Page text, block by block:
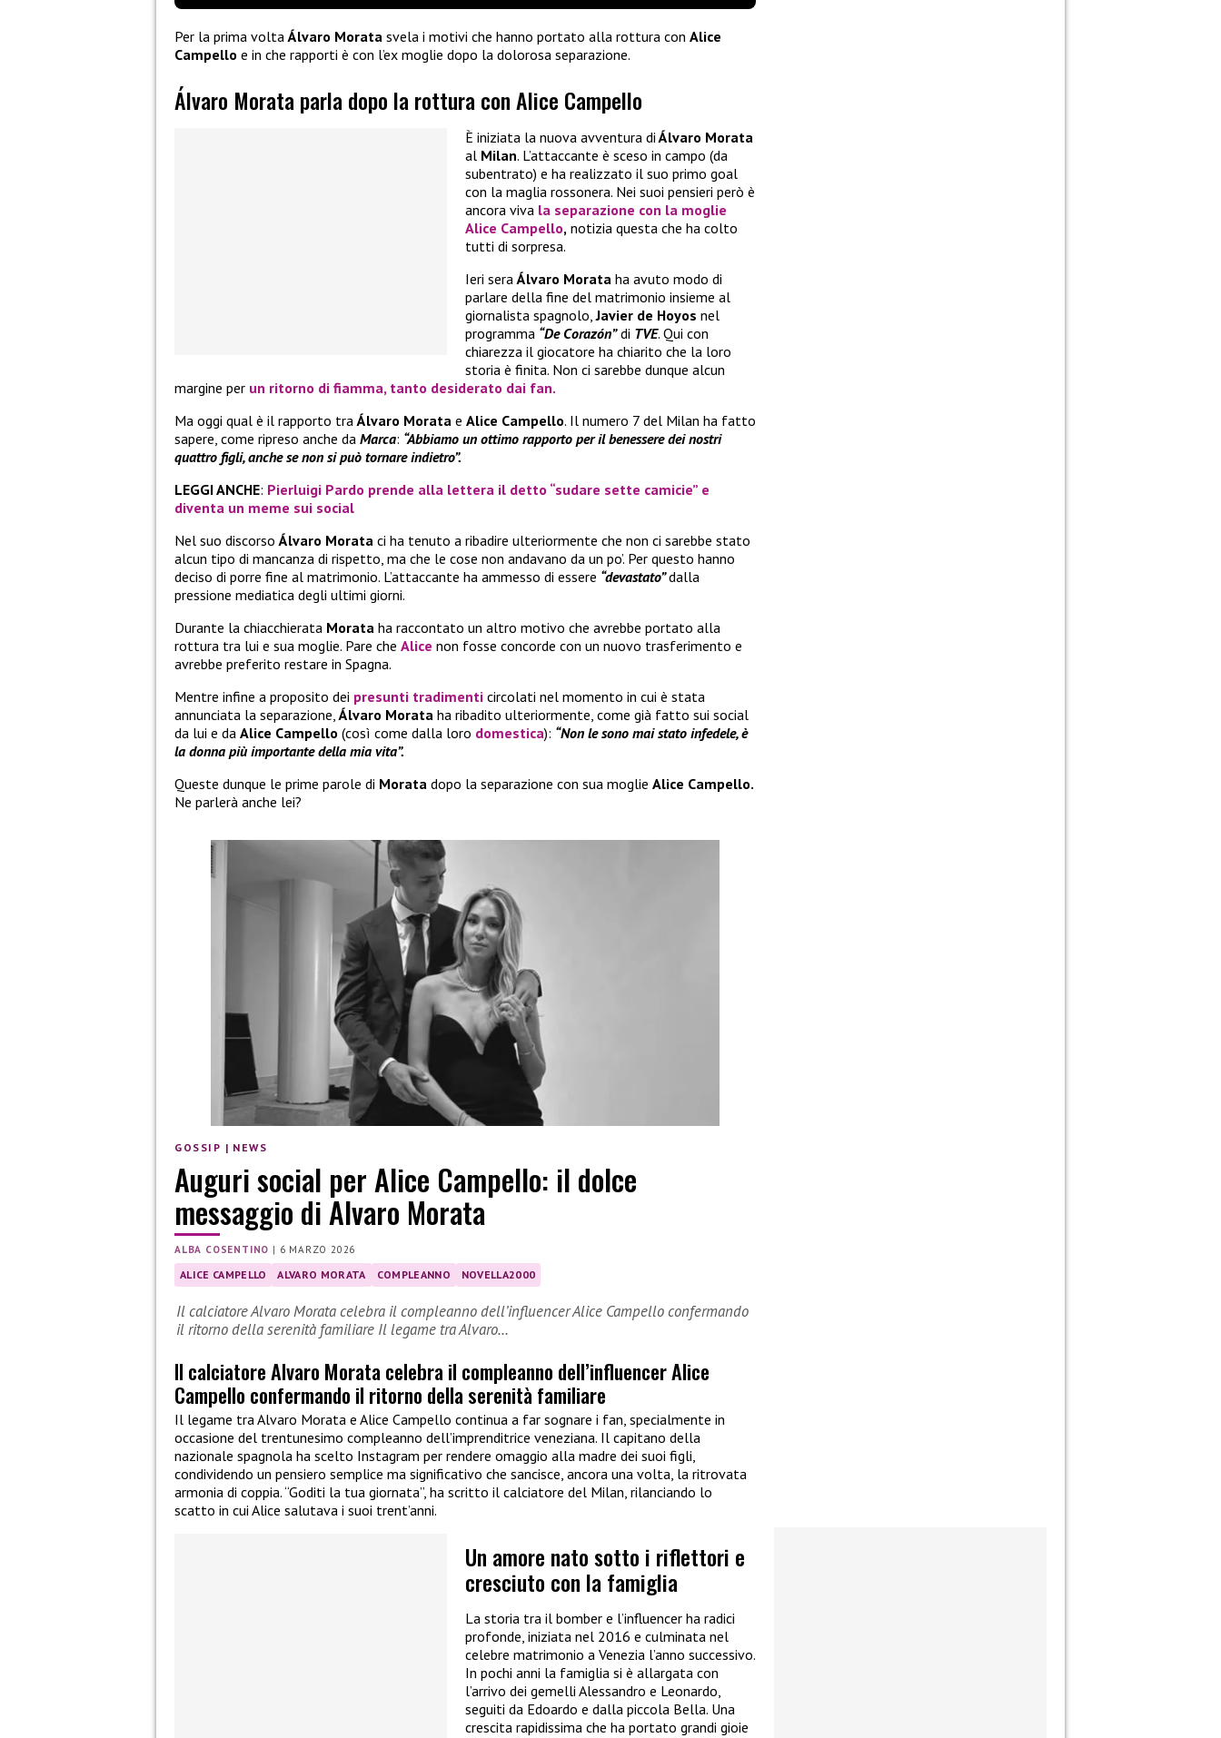
Per la prima volta Álvaro Morata svela i motivi che hanno portato alla rottura con Alice
Campello e in che rapporti è con l’ex moglie dopo la dolorosa separazione.
Álvaro Morata parla dopo la rottura con Alice Campello
È iniziata la nuova avventura diÁlvaro Morata
al Milan. L’attaccante è sceso in campo (da
subentrato) e ha realizzato il suo primo goal
con la maglia rossonera. Nei suoi pensieri però è
ancora viva la separazione con la moglie
Alice Campello, notizia questa che ha colto
tutti di sorpresa.
Ieri seraÁlvaro Morata ha avuto modo di
parlare della fine del matrimonio insieme al
giornalista spagnolo,Javier de Hoyos nel
programma “De Corazón”di TVE. Qui con
chiarezza il giocatore ha chiarito che la loro
storia è finita. Non ci sarebbe dunque alcun
margine per un ritorno di fiamma, tanto desiderato dai fan.
Ma oggi qual è il rapporto traÁlvaro Morata e Alice Campello. Il numero 7 del Milan ha fatto
sapere, come ripreso anche da Marca: “Abbiamo un ottimo rapporto per il benessere dei nostri
quattro figli, anche se non si può tornare indietro”.
LEGGI ANCHE: Pierluigi Pardo prende alla lettera il detto “sudare sette camicie” e
diventa un meme sui social
Nel suo discorsoÁlvaro Morata ci ha tenuto a ribadire ulteriormente che non ci sarebbe stato
alcun tipo di mancanza di rispetto, ma che le cose non andavano da un po’. Per questo hanno
deciso di porre fine al matrimonio. L’attaccante ha ammesso di essere “devastato”dalla
pressione mediatica degli ultimi giorni.
Durante la chiacchierata Morata ha raccontato un altro motivo che avrebbe portato alla
rottura tra lui e sua moglie. Pare che Alice non fosse concorde con un nuovo trasferimento e
avrebbe preferito restare in Spagna.
Mentre infine a proposito dei presunti tradimenti circolati nel momento in cui è stata
annunciata la separazione,Álvaro Morata ha ribadito ulteriormente, come già fatto sui social
da lui e da Alice Campello (così come dalla loro domestica): “Non le sono mai stato infedele, è
la donna più importante della mia vita”.
Queste dunque le prime parole di Morata dopo la separazione con sua moglie Alice Campello.
Ne parlerà anche lei?
GOSSIP | NEWS
Auguri social per Alice Campello: il dolce
messaggio di Alvaro Morata
ALBA COSENTINO | 6 MARZO 2026
ALICE CAMPELLO ALVARO MORATA COMPLEANNO NOVELLA2000
Il calciatore Alvaro Morata celebra il compleanno dell’influencer Alice Campello confermando
il ritorno della serenità familiare Il legame tra Alvaro…
Il calciatore Alvaro Morata celebra il compleanno dell’influencer Alice
Campello confermando il ritorno della serenità familiare
Il legame tra Alvaro Morata e Alice Campello continua a far sognare i fan, specialmente in
occasione del trentunesimo compleanno dell’imprenditrice veneziana. Il capitano della
nazionale spagnola ha scelto Instagram per rendere omaggio alla madre dei suoi figli,
condividendo un pensiero semplice ma significativo che sancisce, ancora una volta, la ritrovata
armonia di coppia. “Goditi la tua giornata”, ha scritto il calciatore del Milan, rilanciando lo
scatto in cui Alice salutava i suoi trent’anni.
Un amore nato sotto i riflettori e
cresciuto con la famiglia
La storia tra il bomber e l’influencer ha radici
profonde, iniziata nel 2016 e culminata nel
celebre matrimonio a Venezia l’anno successivo.
In pochi anni la famiglia si è allargata con
l’arrivo dei gemelli Alessandro e Leonardo,
seguiti da Edoardo e dalla piccola Bella. Una
crescita rapidissima che ha portato grandi gioie